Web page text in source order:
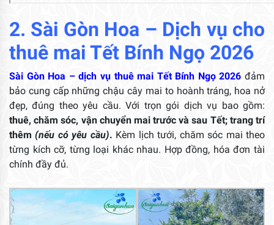
2. Sài Gòn Hoa – Dịch vụ cho
thuê mai Tết Bính Ngọ 2026
Sài Gòn Hoa – dịch vụ thuê mai Tết Bính Ngọ 2026 đảm
bảo cung cấp những chậu cây mai to hoành tráng, hoa nở
đẹp, đúng theo yêu cầu. Với trọn gói dịch vụ bao gồm:
thuê, chăm sóc, vận chuyển mai trước và sau Tết; trang trí
thêm (nếu có yêu cầu). Kèm lịch tưới, chăm sóc mai theo
từng kích cỡ, từng loại khác nhau. Hợp đồng, hóa đơn tài
chính đầy đủ.